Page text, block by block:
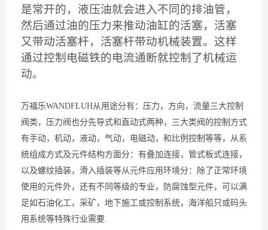
是常开的，液压油就会进入不同的排油管，
然后通过油的压力来推动油缸的活塞，活塞
又带动活塞杆，活塞杆带动机械装置。这样
通过控制电磁铁的电流通断就控制了机械运
动。
万福乐WANDFLUH从用途分有：压力，方向，流量三大控制
阀类，压力阀也分先导式和直动式两种，三大类阀的控制方式
有手动，机动，液动，气动，电磁动，和比例控制等等，从系
统组成方式及元件结构方面分：有叠加连接，管式板式连接，
以及螺纹插装，滑入插装等从元件应用环境分：除了正常环境
使用的元件外，还有不同等级的专业，防腐蚀型元件，可以满
足如石油化工，采矿，地下施工或控制系统，海洋船只或码头
用系统等特殊行业需要.